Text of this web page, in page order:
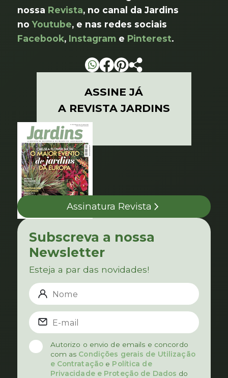
nossa Revista, no canal da Jardins
noYoutube, e nas redes sociais
Facebook, Instagram e Pinterest.
ASSINE JÁ
A REVISTA JARDINS
Assinatura Revista
Subscreva a nossa
Newsletter
Esteja a par das novidades!
Autorizo o envio de emails e concordo
com as Condições gerais de Utilização
e Contratação e Política de
Privacidade e Proteção de Dados do